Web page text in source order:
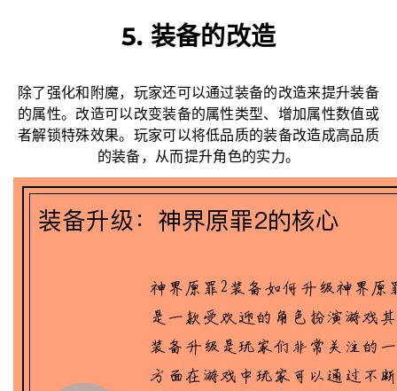
5. 装备的改造
除了强化和附魔，玩家还可以通过装备的改造来提升装备
的属性。改造可以改变装备的属性类型、增加属性数值或
者解锁特殊效果。玩家可以将低品质的装备改造成高品质
的装备，从而提升角色的实力。